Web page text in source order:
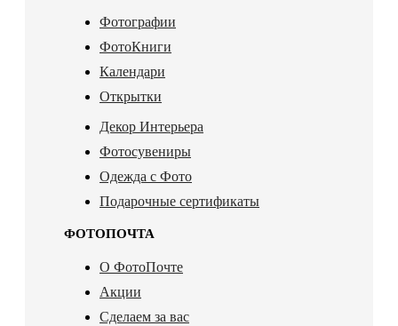
Фотографии
ФотоКниги
Календари
Открытки
Декор Интерьера
Фотосувениры
Одежда с Фото
Подарочные сертификаты
ФОТОПОЧТА
О ФотоПочте
Акции
Сделаем за вас